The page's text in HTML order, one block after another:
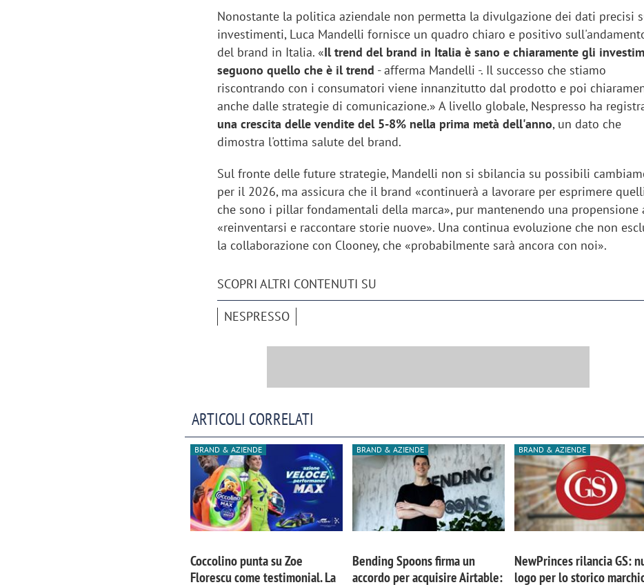
Nonostante la politica aziendale non permetta la divulgazione dei dati precisi
investimenti, Luca Mandelli fornisce un quadro chiaro e positivo
del brand in Italia. «Il trend del brand in Italia è sano e chiaramente gli
seguono quello che è il trend - afferma Mandelli -. Il successo che stiamo
riscontrando con i consumatori viene innanzitutto dal prodotto e poi
anche dalle strategie di comunicazione.» A livello globale, Nespresso ha
una crescita delle vendite del 5-8% nella prima metà dell'anno, un dato che
dimostra l'ottima salute del brand.
Sul fronte delle future strategie, Mandelli non si sbilancia su possibili
per il 2026, ma assicura che il brand «continuerà a lavorare per esprimere
che sono i pillar fondamentali della marca», pur mantenendo una propensione
«reinventarsi e raccontare storie nuove». Una continua evoluzione che non
la collaborazione con Clooney, che «probabilmente sarà ancora con noi».
SCOPRI ALTRI CONTENUTI SU
NESPRESSO
ARTICOLI CORRELATI
BRAND & AZIENDE
Coccolino punta su Zoe
Florescu come testimonial. La
BRAND & AZIENDE
Bending Spoons firma un
accordo per acquisire Airtable:
BRAND & AZIENDE
NewPrinces rilancia GS:
logo per lo storico